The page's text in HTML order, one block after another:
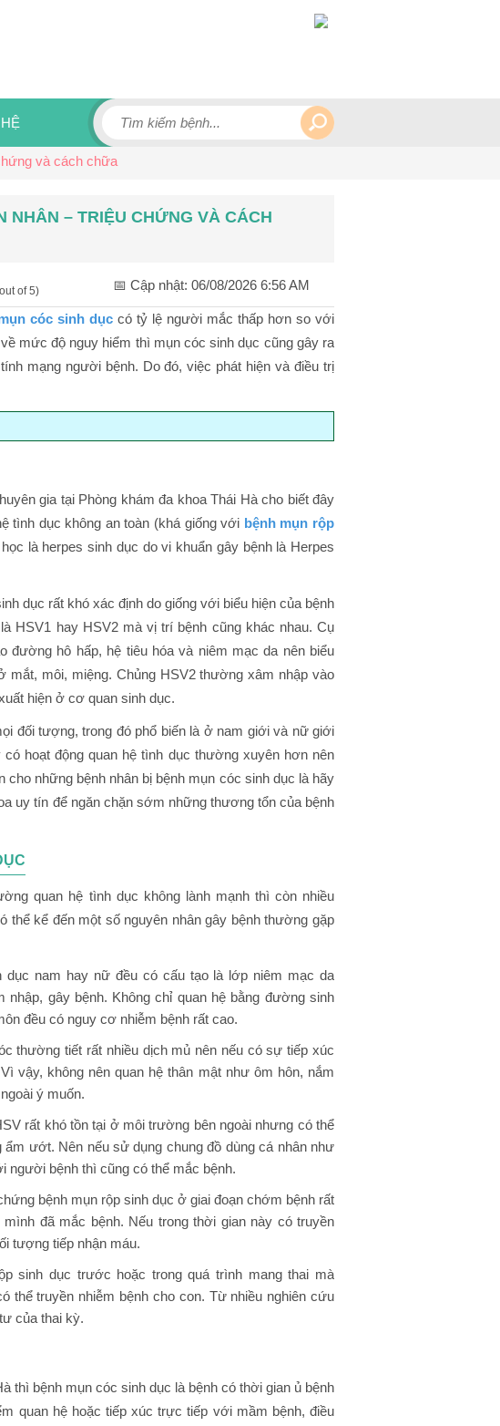
và cách chữa
NHÂN – TRIỆU CHỨNG VÀ CÁCH
of 5) 📅 Cập nhật: 06/08/2026 6:56 AM
cóc sinh dục có tỷ lệ người mắc thấp hơn so với
mức độ nguy hiểm thì mụn cóc sinh dục cũng gây ra
mạng người bệnh. Do đó, việc phát hiện và điều trị
Hà
gia tại Phòng khám đa khoa Thái Hà cho biết đây
tình dục không an toàn (khá giống với bệnh mụn rộp
là herpes sinh dục do vi khuẩn gây bệnh là Herpes
dục rất khó xác định do giống với biểu hiện của bệnh
HSV1 hay HSV2 mà vị trí bệnh cũng khác nhau. Cụ
đường hô hấp, hệ tiêu hóa và niêm mạc da nên biểu
môi, miệng. Chủng HSV2 thường xâm nhập vào
hiện ở cơ quan sinh dục.
đối tượng, trong đó phổ biến là ở nam giới và nữ giới
hoạt động quan hệ tình dục thường xuyên hơn nên
những bệnh nhân bị bệnh mụn cóc sinh dục là hãy
uy tín để ngăn chặn sớm những thương tổn của bệnh
quan hệ tình dục không lành mạnh thì còn nhiều
thể kể đến một số nguyên nhân gây bệnh thường gặp
dục nam hay nữ đều có cấu tạo là lớp niêm mạc da
gây bệnh. Không chỉ quan hệ bằng đường sinh
đều có nguy cơ nhiễm bệnh rất cao.
thường tiết rất nhiều dịch mủ nên nếu có sự tiếp xúc
vậy, không nên quan hệ thân mật như ôm hôn, nắm
ý muốn.
rất khó tồn tại ở môi trường bên ngoài nhưng có thể
ướt. Nên nếu sử dụng chung đồ dùng cá nhân như
người bệnh thì cũng có thể mắc bệnh.
bệnh mụn rộp sinh dục ở giai đoạn chớm bệnh rất
đã mắc bệnh. Nếu trong thời gian này có truyền
tượng tiếp nhận máu.
sinh dục trước hoặc trong quá trình mang thai mà
thể truyền nhiễm bệnh cho con. Từ nhiều nghiên cứu
của thai kỳ.
thì bệnh mụn cóc sinh dục là bệnh có thời gian ủ bệnh
quan hệ hoặc tiếp xúc trực tiếp với mầm bệnh, điều